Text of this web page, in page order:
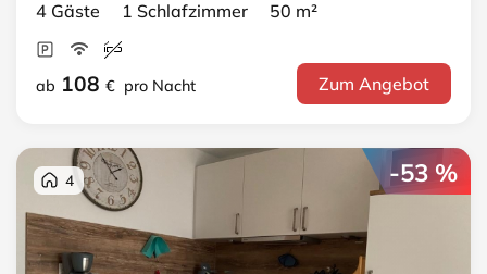
4 Gäste 1 Schlafzimmer 50 m²
ab 108 € pro Nacht Zum Angebot
-53 %
4